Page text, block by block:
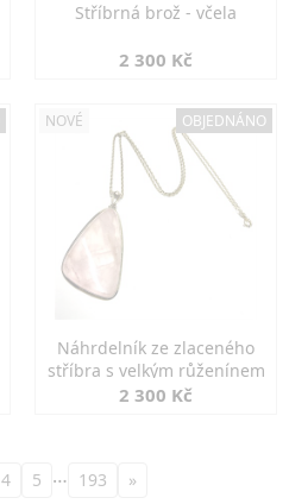
Stříbrná brož - včela
2 300 Kč
NOVÉ OBJEDNÁNO
Náhrdelník ze zlaceného
stříbra s velkým růženínem
2 300 Kč
4 5 … 193 »